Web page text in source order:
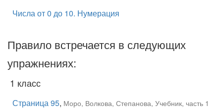
Числа от 0 до 10. Нумерация
Правило встречается в следующих
упражнениях:
1 класс
Страница 95, Моро, Волкова, Степанова, Учебник, часть 1